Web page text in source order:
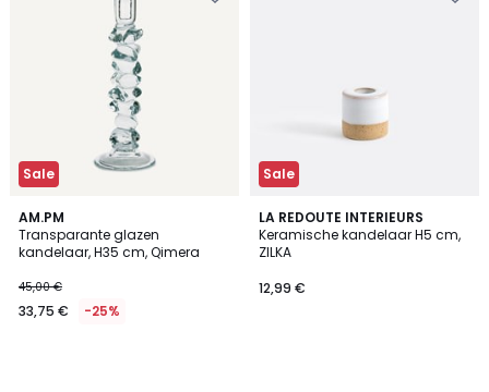
Sale
AM.PM
Transparante glazen
kandelaar, H35 cm, Qimera
45,00 €
33,75 € -25%
Sale
LA REDOUTE INTERIEURS
Keramische kandelaar H5 cm,
ZILKA
12,99 €